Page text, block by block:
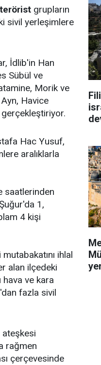
grupların
sivil yerleşimlere
İdlib'in Han
Sübül ve
Morik ve
Havice
gerçekleştiriyor.
Hac Yusuf,
aralıklarla
saatlerinden
1,
4 kişi
ihlal
alan ilçedeki
hava ve kara
fazla sivil
ateşkesi
rağmen
çerçevesinde